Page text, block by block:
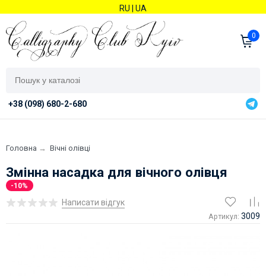
RU UA
0
+38 (098) 680-2-680
Головна → Вічні олівці
Змінна насадка для вічного олівця
-10%
Написати відгук
Артикул: 3009